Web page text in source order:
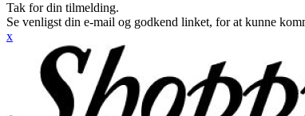
Tak for din tilmelding.
Se venligst din e-mail og godkend linket, for at kunne
x